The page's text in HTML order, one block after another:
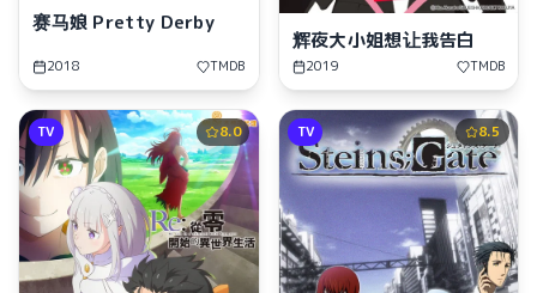
赛马娘 Pretty Derby
2018 TMDB
辉夜大小姐想让我告白
2019 TMDB
8.0
TV 8.5
TV